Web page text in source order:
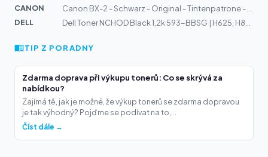
CANON
Canon BX-2 - Schwarz - Original - Tintenpatrone - f?r F...
DELL
Dell Toner NCHOD Black 1,2k 593-BBSG | H625, H825, S282...
TIP Z PORADNY
Zdarma doprava při výkupu tonerů: Co se skrývá za
nabídkou?
Zajímá tě, jak je možné, že výkup tonerů se zdarma dopravou
je tak výhodný? Pojďme se podívat na to,...
Číst dále →